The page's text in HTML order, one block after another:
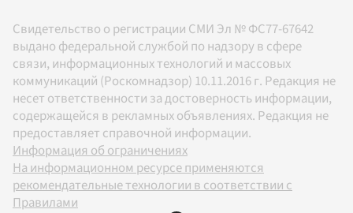
Свидетельство о регистрации СМИ Эл № ФС77-67642
выдано федеральной службой по надзору в сфере
связи, информационных технологий и массовых
коммуникаций (Роскомнадзор) 10.11.2016 г. Редакция не
несет ответственности за достоверность информации,
содержащейся в рекламных объявлениях. Редакция не
предоставляет справочной информации.
Информация об ограничениях
На информационном ресурсе применяются
рекомендательные технологии в соответствии с
Правилами